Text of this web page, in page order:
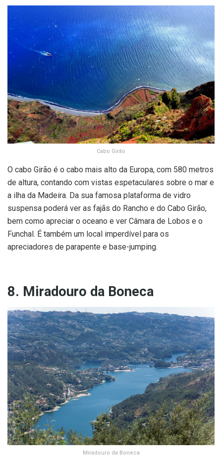
Cabo Girão
O cabo Girão é o cabo mais alto da Europa, com 580 metros
de altura, contando com vistas espetaculares sobre o mar e
a ilha da Madeira. Da sua famosa plataforma de vidro
suspensa poderá ver as fajãs do Rancho e do Cabo Girão,
bem como apreciar o oceano e ver Câmara de Lobos e o
Funchal. É também um local imperdível para os
apreciadores de parapente e base-jumping.
8. Miradouro da Boneca
Miradouro da Boneca